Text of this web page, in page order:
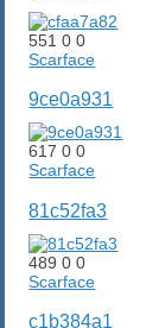
55100
Scarface
9ce0a931
61700
Scarface
81c52fa3
48900
Scarface
c1b384a1